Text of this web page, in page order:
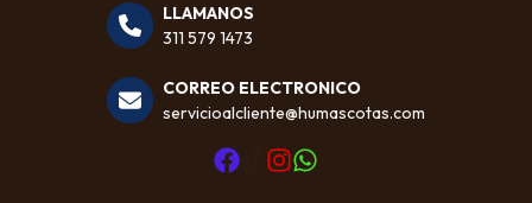
LLAMANOS
311 579 1473
CORREO ELECTRONICO
servicioalcliente@humascotas.com